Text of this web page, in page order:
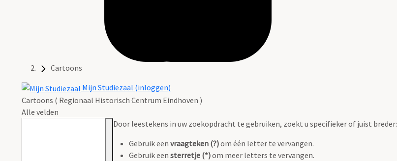
Cartoons
Mijn Studiezaal (inloggen)
Cartoons ( Regionaal Historisch Centrum Eindhoven )
Alle velden
Door leestekens in uw zoekopdracht te gebruiken, zoekt u specifieker of juist breder:
Gebruik een vraagteken (?)om één letter te vervangen.
Gebruik een sterretje (*)om meer letters te vervangen.